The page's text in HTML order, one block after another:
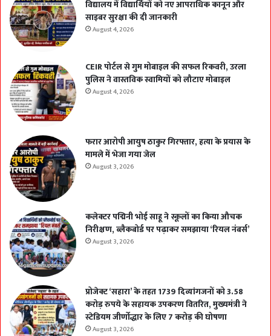
विद्यालय में विद्यार्थियों को नए आपराधिक कानून और
साइबर सुरक्षा की दी जानकारी
August 4, 2026
CEIR पोर्टल से गुम मोबाइल की सफल रिकवरी, उरला
पुलिस ने वास्तविक स्वामियों को लौटाए मोबाइल
August 4, 2026
फरार आरोपी आयुष ठाकुर गिरफ्तार, हत्या के प्रयास के
मामले में भेजा गया जेल
August 3, 2026
कलेक्टर पद्मिनी भोई साहू ने स्कूलों का किया औचक
निरीक्षण, ब्लैकबोर्ड पर पढ़ाकर समझाया ‘रियल नंबर्स’
August 3, 2026
प्रोजेक्ट ‘सहारा’ के तहत 1739 दिव्यांगजनों को 3.58
करोड़ रुपये के सहायक उपकरण वितरित, मुख्यमंत्री ने
स्टेडियम जीर्णोद्धार के लिए 7 करोड़ की घोषणा
August 3, 2026